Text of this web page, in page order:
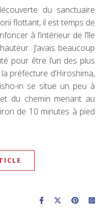
du sanctuaire
flottant, il est temps de
à l’intérieur de l’île
J’avais beaucoup
pour être l’un des plus
préfecture d’Hiroshima,
in se situe un peu à
du chemin menant au
de 10 minutes à pied